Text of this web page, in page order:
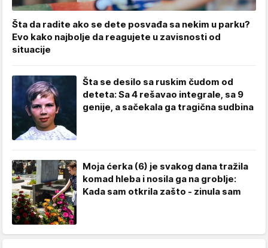
Šta da radite ako se dete posvađa sa nekim u parku?
Evo kako najbolje da reagujete u zavisnosti od
situacije
Šta se desilo sa ruskim čudom od
deteta: Sa 4 rešavao integrale, sa 9
genije, a sačekala ga tragična sudbina
Moja ćerka (6) je svakog dana tražila
komad hleba i nosila ga na groblje:
Kada sam otkrila zašto - zinula sam